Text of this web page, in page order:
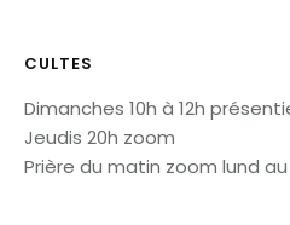
CULTES
Dimanches 10h à 12h
Jeudis 20h zoom
Prière du matin zoom lund